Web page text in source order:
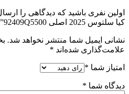
اولین نفری باشید که دیدگاهی را
کیا سلتوس 2025 اصلی 92409Q5500”
نشانی ایمیل شما منتشر نخواهد شد.
علامت‌گذاری شده‌اند *
امتیاز شما *
دیدگاه شما *